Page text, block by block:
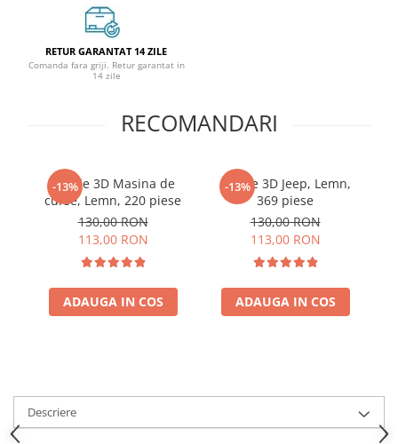
RETUR GARANTAT 14 ZILE
Comanda fara griji. Retur garantat in
14 zile
RECOMANDARI
-13%
Puzzle 3D Masina de
curse, Lemn, 220 piese
130,00 RON
113,00 RON
ADAUGA IN COS
-13%
Puzzle 3D Jeep, Lemn,
369 piese
130,00 RON
113,00 RON
ADAUGA IN COS
Descriere